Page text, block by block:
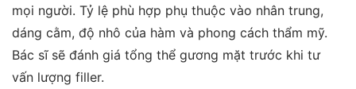
mọi người. Tỷ lệ phù hợp phụ thuộc vào nhân trung,
dáng cằm, độ nhô của hàm và phong cách thẩm mỹ.
Bác sĩ sẽ đánh giá tổng thể gương mặt trước khi tư
vấn lượng filler.